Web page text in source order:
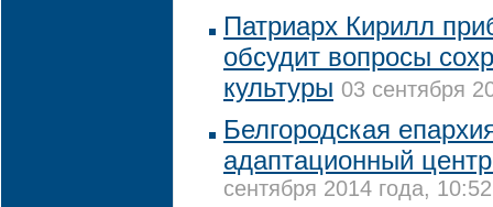
Патриарх Кирилл
обсудит вопросы
культуры 03 сентября
Белгородская
адаптационный
сентября 2014 года, 10:52